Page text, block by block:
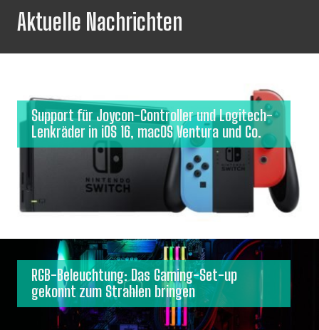
Aktuelle Nachrichten
Support für Joycon-Controller und Logitech-
Lenkräder in iOS 16, macOS Ventura und Co.
RGB-Beleuchtung: Das Gaming-Set-up
gekonnt zum Strahlen bringen